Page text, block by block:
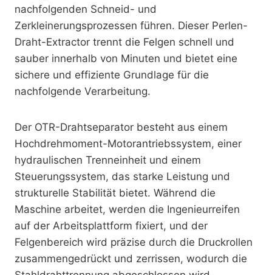
nachfolgenden Schneid- und
Zerkleinerungsprozessen führen. Dieser Perlen-
Draht-Extractor trennt die Felgen schnell und
sauber innerhalb von Minuten und bietet eine
sichere und effiziente Grundlage für die
nachfolgende Verarbeitung.
Der OTR-Drahtseparator besteht aus einem
Hochdrehmoment-Motorantriebssystem, einer
hydraulischen Trenneinheit und einem
Steuerungssystem, das starke Leistung und
strukturelle Stabilität bietet. Während die
Maschine arbeitet, werden die Ingenieurreifen
auf der Arbeitsplattform fixiert, und der
Felgenbereich wird präzise durch die Druckrollen
zusammengedrückt und zerrissen, wodurch die